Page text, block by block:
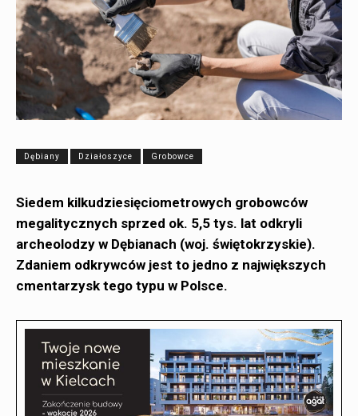
Dębiany Działoszyce Grobowce
Siedem kilkudziesięciometrowych grobowców
megalitycznych sprzed ok. 5,5 tys. lat odkryli
archeolodzy w Dębianach (woj. świętokrzyskie).
Zdaniem odkrywców jest to jedno z największych
cmentarzysk tego typu w Polsce.